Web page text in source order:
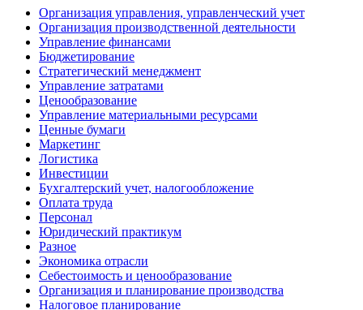
Организация управления, управленческий учет
Организация производственной деятельности
Управление финансами
Бюджетирование
Стратегический менеджмент
Управление затратами
Ценообразование
Управление материальными ресурсами
Ценные бумаги
Маркетинг
Логистика
Инвестиции
Бухгалтерский учет, налогообложение
Оплата труда
Персонал
Юридический практикум
Разное
Экономика отрасли
Себестоимость и ценообразование
Организация и планирование производства
Налоговое планирование